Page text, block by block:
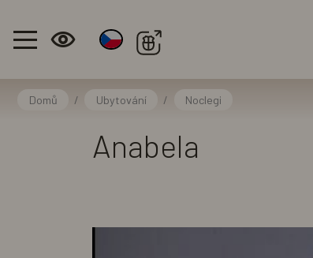
Domů / Ubytování / Noclegi
Anabela